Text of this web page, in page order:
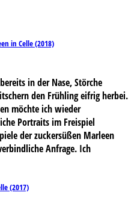
in Celle (2018)
in der Nase, Störche
den Frühling eifrig herbei.
möchte ich wieder
Portraits im Freispiel
der zuckersüßen Marleen
Anfrage. Ich
(2017)